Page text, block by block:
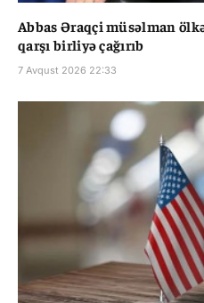
Abbas Əraqçi müsəlman
qarşı birliyə çağırıb
7 Avqust 2026 22:33